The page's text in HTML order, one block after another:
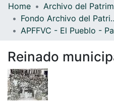
Home
Fondo Archivo del
Reinado